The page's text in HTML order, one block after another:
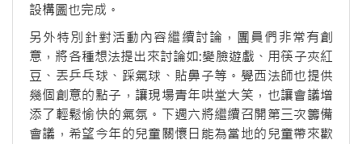
設構圖也完成。
另外特別針對活動內容繼續討論，團員們非常有創
意，將各種想法提出來討論如:變臉遊戲、用筷子夾紅
豆、丟乒乓球、踩氣球、貼鼻子等。覺西法師也提供
幾個創意的點子，讓現場青年哄堂大笑，也讓會議增
添了輕鬆愉快的氣氛。下週六將繼續召開第三次籌備
會議，希望今年的兒童關懷日能為當地的兒童帶來歡